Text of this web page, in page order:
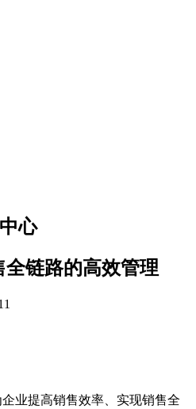
心
链路的高效管理
业提高销售效率、实现销售全